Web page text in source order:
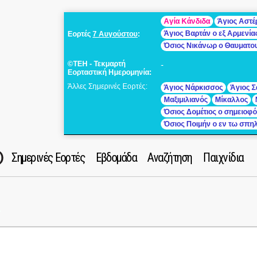
Εορτές 7 Αυγούστου:
Αγία Κάνδιδα
Άγιος
Άγιος Βαρτάν ο εξ
Όσιος Νικάνωρ ο
©ΤΕΗ - Τεκμαρτή
Εορταστική Ημερομηνία:
-
Άλλες Σημερινές Εορτές: Άγιος Νάρκισσος Άγιος
Μαξιμιλιανός
Μίκαλλος
Όσιος Δομέτιος ο
Όσιος Ποιμήν ο εν τω
Σημερινές Εορτές Εβδομάδα Αναζήτηση Παιχνίδια